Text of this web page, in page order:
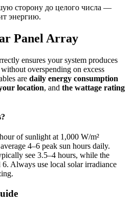
сторону до целого числа —
энергию.
Panel Array
ensures your system produces
overspending on excess
are daily energy consumption
location, and the wattage rating
of sunlight at 1,000 W/m²
4–6 peak sun hours daily.
see 3.5–4 hours, while the
6. Always use local solar irradiance